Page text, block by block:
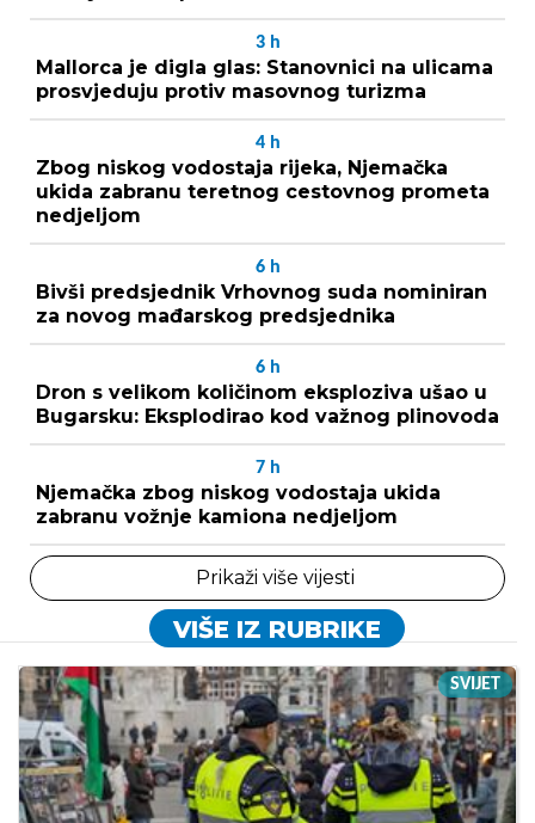
3 h
Mallorca je digla glas: Stanovnici na ulicama
prosvjeduju protiv masovnog turizma
4 h
Zbog niskog vodostaja rijeka, Njemačka
ukida zabranu teretnog cestovnog prometa
nedjeljom
6 h
Bivši predsjednik Vrhovnog suda nominiran
za novog mađarskog predsjednika
6 h
Dron s velikom količinom eksploziva ušao u
Bugarsku: Eksplodirao kod važnog plinovoda
7 h
Njemačka zbog niskog vodostaja ukida
zabranu vožnje kamiona nedjeljom
Prikaži više vijesti
VIŠE IZ RUBRIKE
SVIJET